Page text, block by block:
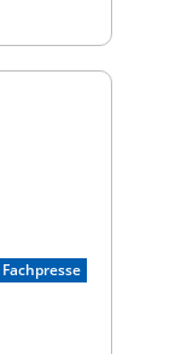
Fachpresse